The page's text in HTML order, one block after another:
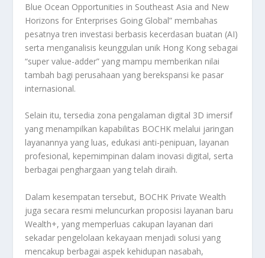
Blue Ocean Opportunities in Southeast Asia and New
Horizons for Enterprises Going Global” membahas
pesatnya tren investasi berbasis kecerdasan buatan (AI)
serta menganalisis keunggulan unik Hong Kong sebagai
“super value-adder” yang mampu memberikan nilai
tambah bagi perusahaan yang berekspansi ke pasar
internasional.
Selain itu, tersedia zona pengalaman digital 3D imersif
yang menampilkan kapabilitas BOCHK melalui jaringan
layanannya yang luas, edukasi anti-penipuan, layanan
profesional, kepemimpinan dalam inovasi digital, serta
berbagai penghargaan yang telah diraih.
Dalam kesempatan tersebut, BOCHK Private Wealth
juga secara resmi meluncurkan proposisi layanan baru
Wealth+, yang memperluas cakupan layanan dari
sekadar pengelolaan kekayaan menjadi solusi yang
mencakup berbagai aspek kehidupan nasabah,